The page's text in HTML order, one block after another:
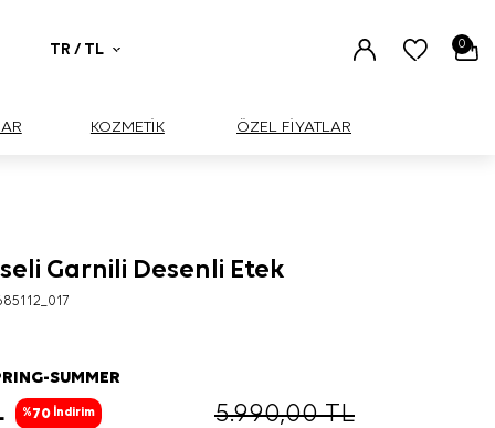
TR / TL 0
KOZMETİK ÖZEL FİYATLAR
Garnili Desenli Etek
SUMMER
%70 İndirim 5.990,00TL